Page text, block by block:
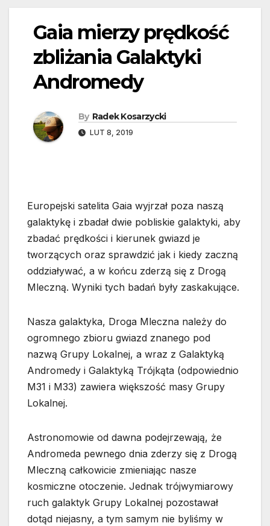
Gaia mierzy prędkość
zbliżania Galaktyki
Andromedy
By Radek Kosarzycki
LUT 8, 2019
Europejski satelita Gaia wyjrzał poza naszą
galaktykę i zbadał dwie pobliskie galaktyki, aby
zbadać prędkości i kierunek gwiazd je
tworzących oraz sprawdzić jak i kiedy zaczną
oddziaływać, a w końcu zderzą się z Drogą
Mleczną. Wyniki tych badań były zaskakujące.
Nasza galaktyka, Droga Mleczna należy do
ogromnego zbioru gwiazd znanego pod
nazwą Grupy Lokalnej, a wraz z Galaktyką
Andromedy i Galaktyką Trójkąta (odpowiednio
M31 i M33) zawiera większość masy Grupy
Lokalnej.
Astronomowie od dawna podejrzewają, że
Andromeda pewnego dnia zderzy się z Drogą
Mleczną całkowicie zmieniając nasze
kosmiczne otoczenie. Jednak trójwymiarowy
ruch galaktyk Grupy Lokalnej pozostawał
dotąd niejasny, a tym samym nie byliśmy w